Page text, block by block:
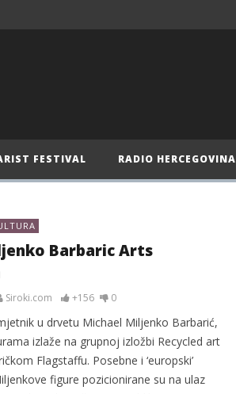
FESTIVAL RADIO HERCEGOVINA
Barbaric Arts
Siroki.com +156 0
u drvetu Michael Miljenko Barbarić,
izlaže na grupnoj izložbi Recycled art
Flagstaffu. Posebne i ‘europski’
figure pozicionirane su na ulaz